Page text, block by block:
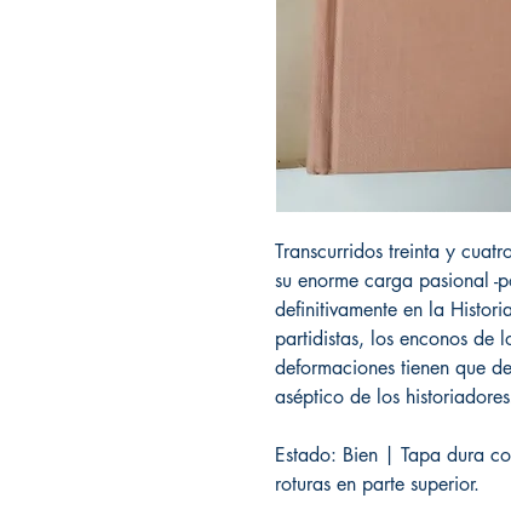
Transcurridos treinta y
su enorme carga pasional
definitivamente en la
partidistas, los enconos de
deformaciones tienen que
aséptico de los
Estado: Bien | Tapa dura
roturas en parte superior.